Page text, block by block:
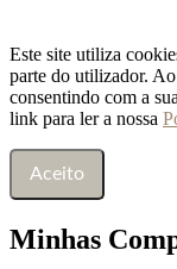
Este site utiliza
parte do utilizador.
consentindo com a
link para ler a nossa
Aceito
Minhas